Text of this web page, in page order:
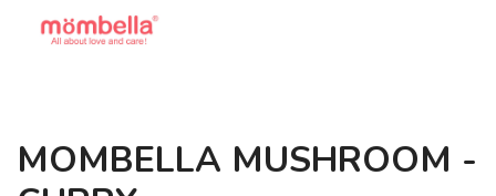
MOMBELLA MUSHROOM -